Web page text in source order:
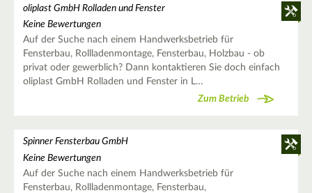
oliplast GmbH Rolladen und Fenster
Keine Bewertungen
Auf der Suche nach einem Handwerksbetrieb für
Fensterbau, Rollladenmontage, Fensterbau, Holzbau - ob
privat oder gewerblich? Dann kontaktieren Sie doch einfach
oliplast GmbH Rolladen und Fenster in L…
Zum Betrieb
Spinner Fensterbau GmbH
Keine Bewertungen
Auf der Suche nach einem Handwerksbetrieb für
Fensterbau, Rollladenmontage, Fensterbau,